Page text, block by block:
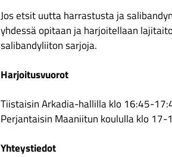
Jos etsit uutta harrastusta ja
yhdessä opitaan ja harjoitellaan
salibandyliiton sarjoja.
Harjoitusvuorot
Tiistaisin Arkadia-hallilla klo 16:45-
Perjantaisin Maaniitun koululla klo 17-
Yhteystiedot